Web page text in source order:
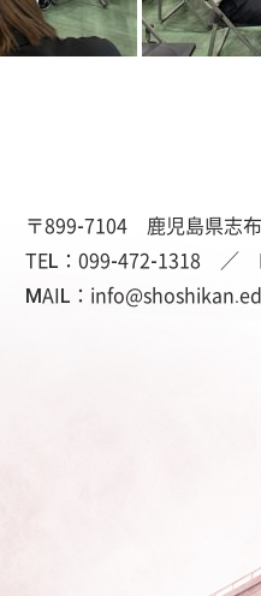
〒899-7104
鹿児島県志
TEL： 099-472-1318 ／
MAIL：